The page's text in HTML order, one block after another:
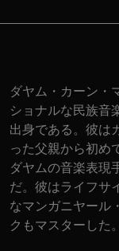
ダヤム・カーン・
ショナルな民族音
出身である。彼は
った父親から初め
ダヤムの音楽表現
だ。彼はライフサ
なマンガニヤール
クもマスターした。